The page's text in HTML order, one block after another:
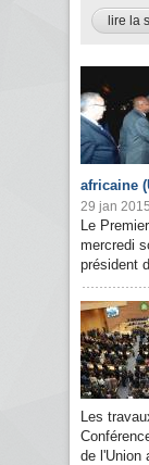
lire la
africaine
29 jan 2015
Le
mercredi
président
Les
de l'Union